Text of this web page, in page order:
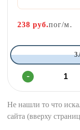
238 руб.пог/м.